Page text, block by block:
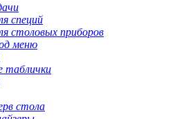
специй
столовых приборов
меню
таблички
стола